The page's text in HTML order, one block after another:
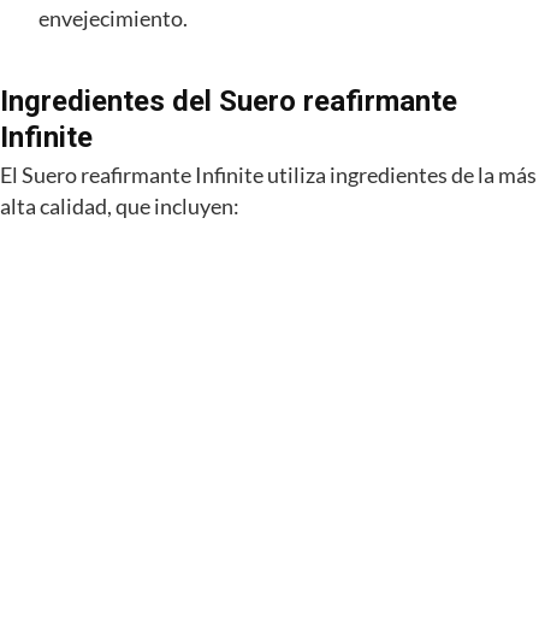
envejecimiento.
Ingredientes del Suero reafirmante
Infinite
El Suero reafirmante Infinite utiliza ingredientes de la más
alta calidad, que incluyen: